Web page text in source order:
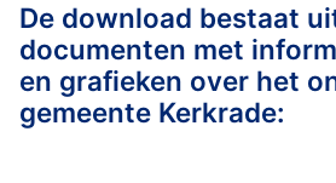
De download bestaat
documenten met
en grafieken over het
gemeente Kerkrade: